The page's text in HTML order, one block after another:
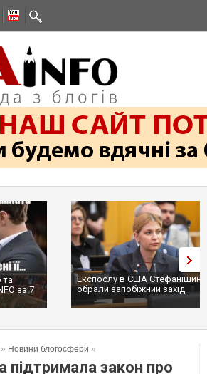
та
за 7
Експослу в США
обрали запобіжний захід
» Новини блогосфери »
підтримала закон про